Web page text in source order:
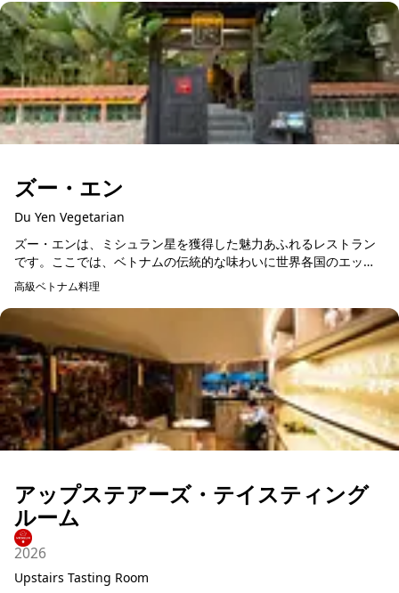
ズー・エン
Du Yen Vegetarian
ズー・エンは、ミシュラン星を獲得した魅力あふれるレストラン
です。ここでは、ベトナムの伝統的な味わいに世界各国のエッセ
ンスを融合させた、他では味わえない料理を楽しむことができま
す。ベトナムの方には...
高級ベトナム料理
アップステアーズ・テイスティング
ルーム
2026
Upstairs Tasting Room